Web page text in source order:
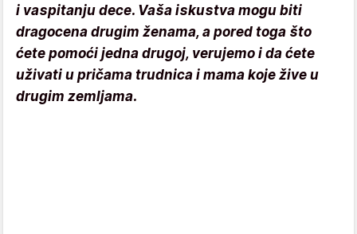
i vaspitanju dece. Vaša iskustva mogu biti
dragocena drugim ženama, a pored toga što
ćete pomoći jedna drugoj, verujemo i da ćete
uživati u pričama trudnica i mama koje žive u
drugim zemljama.